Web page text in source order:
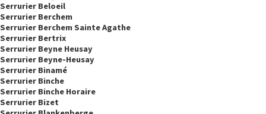
Serrurier Beloeil
Serrurier Berchem
Serrurier Berchem Sainte Agathe
Serrurier Bertrix
Serrurier Beyne Heusay
Serrurier Beyne-Heusay
Serrurier Binamé
Serrurier Binche
Serrurier Binche Horaire
Serrurier Bizet